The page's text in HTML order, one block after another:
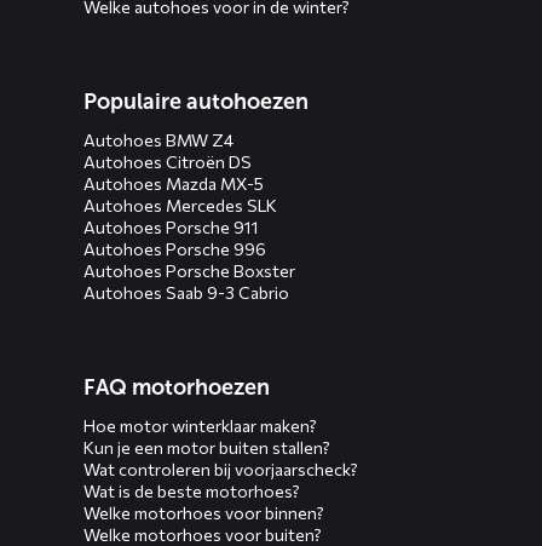
Welke autohoes voor in de winter?
Populaire autohoezen
Autohoes BMW Z4
Autohoes Citroën DS
Autohoes Mazda MX-5
Autohoes Mercedes SLK
Autohoes Porsche 911
Autohoes Porsche 996
Autohoes Porsche Boxster
Autohoes Saab 9-3 Cabrio
FAQ motorhoezen
Hoe motor winterklaar maken?
Kun je een motor buiten stallen?
Wat controleren bij voorjaarscheck?
Wat is de beste motorhoes?
Welke motorhoes voor binnen?
Welke motorhoes voor buiten?